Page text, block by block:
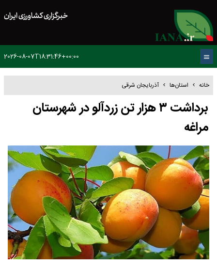
خبرگزاری کشاورزی ایران
2026-08-07T18:31:46+00:00
خانه استان‌ها آذربایجان شرقی
برداشت ۳ هزار تن زردآلو در شهرستان
مراغه